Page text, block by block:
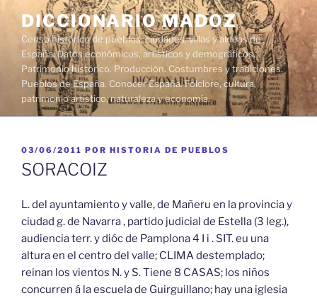
contenido
DICCIONARIO MADOZ
Censo histórico de pueblos, ciudades, villas y aldeas de
España. Datos económicos, artísticos y demográficos.
Patrimonio histórico. Producción. Costumbres y tradiciones.
Pueblos de España. Conocer España. Folclore, cultura,
patrimonio artístico, naturaleza y economía.
PUBLICADO
EL
03/06/2011 POR HISTORIA DE PUEBLOS
SORACOIZ
L. del ayuntamiento y valle, de Mañeru en la provincia y
ciudad g. de Navarra , partido judicial de Estella (3 leg.),
audiencia terr. y dióc de Pamplona 4 I i . SIT. eu una
altura en el centro del valle; CLIMA destemplado;
reinan los vientos N. y S. Tiene 8 CASAS; los niños
concurren á la escuela de Guirguillano; hay una iglesia